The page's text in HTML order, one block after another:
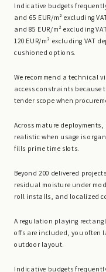
Indicative budgets
and 65 EUR/m² excluding
and 85 EUR/m² excluding
120 EUR/m² excluding VAT
cushioned options.
We recommend a technical
access constraints because
tender scope when
Across mature
realistic when usage is
fills prime time slots.
Beyond 200 delivered
residual moisture under
roll installs, and localized
A regulation playing
offs are included, you often
outdoor layout.
Indicative budgets